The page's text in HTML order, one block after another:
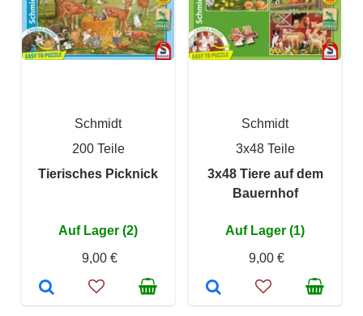
Schmidt
200 Teile
Tierisches Picknick
Auf Lager (2)
9,00 €
Schmidt
3x48 Teile
3x48 Tiere auf dem
Bauernhof
Auf Lager (1)
9,00 €